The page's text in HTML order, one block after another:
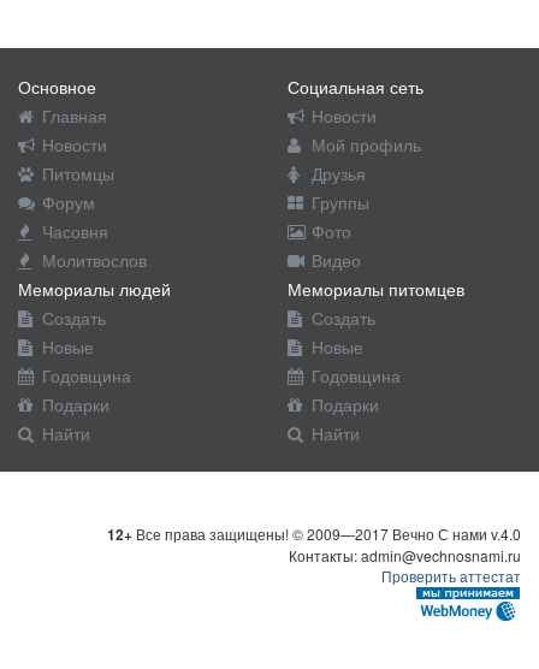
Основное
Главная
Новости
Питомцы
Форум
Часовня
Молитвослов
Социальная сеть
Новости
Мой профиль
Друзья
Группы
Фото
Видео
Мемориалы людей
Создать
Новые
Годовщина
Подарки
Найти
Мемориалы питомцев
Создать
Новые
Годовщина
Подарки
Найти
12+ Все права защищены! © 2009—2017 Вечно С нами v.4.0
Контакты: admin@vechnosnami.ru
Проверить аттестат